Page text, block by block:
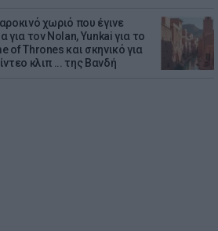
χωριό που έγινε
για τον Nolan, Yunkai για το
of Thrones και σκηνικό για
κλιπ ... της Βανδή